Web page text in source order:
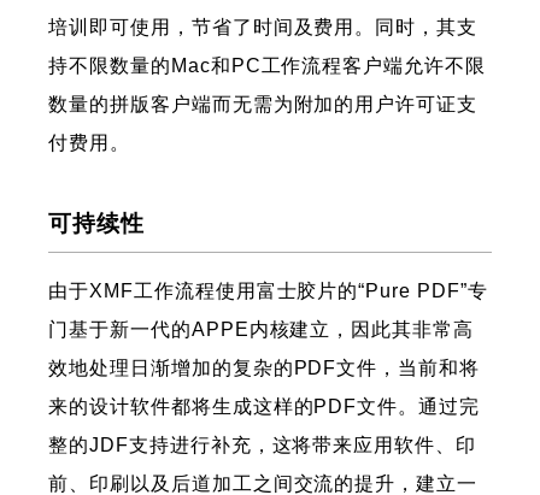
培训即可使用，节省了时间及费用。同时，其支
持不限数量的Mac和PC工作流程客户端允许不限
数量的拼版客户端而无需为附加的用户许可证支
付费用。
可持续性
由于XMF工作流程使用富士胶片的“Pure PDF”专
门基于新一代的APPE内核建立，因此其非常高
效地处理日渐增加的复杂的PDF文件，当前和将
来的设计软件都将生成这样的PDF文件。通过完
整的JDF支持进行补充，这将带来应用软件、印
前、印刷以及后道加工之间交流的提升，建立一